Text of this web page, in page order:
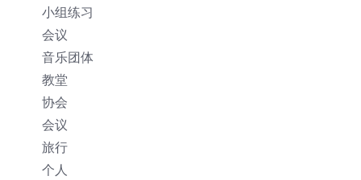
小组练习
会议
音乐团体
教堂
协会
会议
旅行
个人